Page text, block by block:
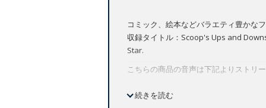
コミック、絵本などバラエティ豊かな
収録タイトル：Scoop's Ups and
Star.
こちらの商品の音声は下記よりストリ
続きを読む